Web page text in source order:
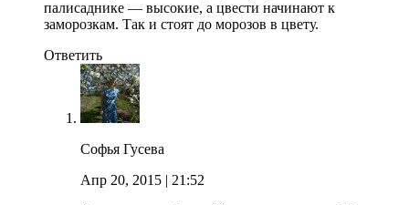
палисаднике — высокие, а цвести начинают к
заморозкам. Так и стоят до морозов в цвету.
Ответить
Софья Гусева
Апр 20, 2015 | 21:52